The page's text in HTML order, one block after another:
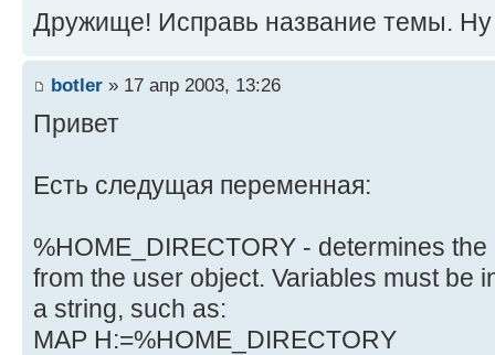
Дружище! Исправь название темы. Ну
botler » 17 апр 2003, 13:26
Привет
Есть следущая переменная:
%HOME_DIRECTORY - determines
from the user object. Variables must be
a string, such as:
MAP H:=%HOME_DIRECTORY